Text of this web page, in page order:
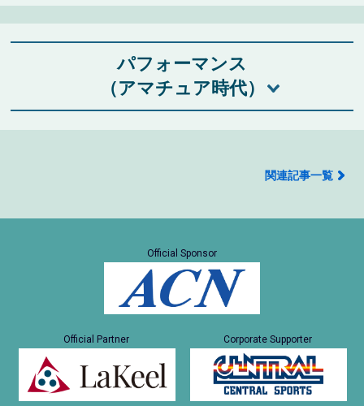
パフォーマンス
（アマチュア時代）
関連記事一覧
Official Sponsor
Official Partner Corporate Supporter